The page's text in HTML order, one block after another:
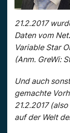
21.2.2017
Daten vom
Variable Star
(Anm. GreWi:
Und auch
gemachte
21.2.2017
auf der Welt